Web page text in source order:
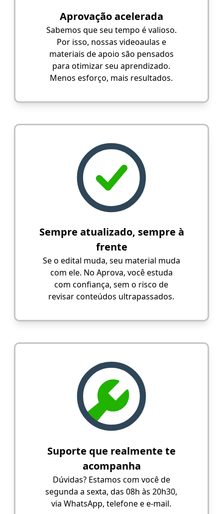
Aprovação acelerada
Sabemos que seu tempo é valioso.
Por isso, nossas videoaulas e
materiais de apoio são pensados
para otimizar seu aprendizado.
Menos esforço, mais resultados.
Sempre atualizado, sempre à
frente
Se o edital muda, seu material muda
com ele. No Aprova, você estuda
com confiança, sem o risco de
revisar conteúdos ultrapassados.
Suporte que realmente te
acompanha
Dúvidas? Estamos com você de
segunda a sexta, das 08h às 20h30,
via WhatsApp, telefone e e-mail.